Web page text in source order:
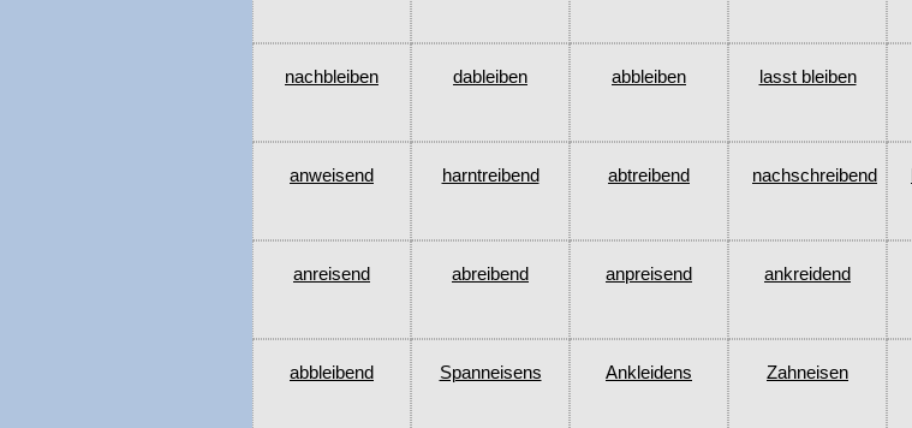
nachbleiben dableiben abbleiben lasst bleiben
anweisend harntreibend abtreibend nachschreibend
anreisend abreibend anpreisend ankreidend
abbleibend Spanneisens Ankleidens Zahneisen